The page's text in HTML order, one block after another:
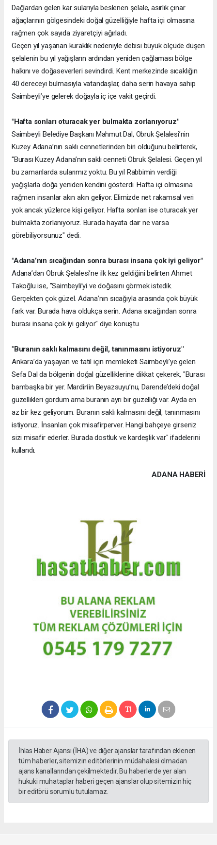
Dağlardan gelen kar sularıyla beslenen şelale, asırlık çınar
ağaçlarının gölgesindeki doğal güzelliğiyle hafta içi olmasına
rağmen çok sayıda ziyaretçiyi ağırladı.
Geçen yıl yaşanan kuraklık nedeniyle debisi büyük ölçüde düşen
şelalenin bu yıl yağışların ardından yeniden çağlaması bölge
halkını ve doğaseverleri sevindirdi. Kent merkezinde sıcaklığın
40 dereceyi bulmasıyla vatandaşlar, daha serin havaya sahip
Saimbeyli’ye gelerek doğayla iç içe vakit geçirdi.
"Hafta sonları oturacak yer bulmakta zorlanıyoruz"
Saimbeyli Belediye Başkanı Mahmut Dal, Obruk Şelalesi’nin
Kuzey Adana’nın saklı cennetlerinden biri olduğunu belirterek,
"Burası Kuzey Adana’nın saklı cenneti Obruk Şelalesi. Geçen yıl
bu zamanlarda sularımız yoktu. Bu yıl Rabbimin verdiği
yağışlarla doğa yeniden kendini gösterdi. Hafta içi olmasına
rağmen insanlar akın akın geliyor. Elimizde net rakamsal veri
yok ancak yüzlerce kişi geliyor. Hafta sonları ise oturacak yer
bulmakta zorlanıyoruz. Burada hayata dair ne varsa
görebiliyorsunuz" dedi.
"Adana’nın sıcağından sonra burası insana çok iyi geliyor"
Adana’dan Obruk Şelalesi’ne ilk kez geldiğini belirten Ahmet
Takoğlu ise, "Saimbeyli’yi ve doğasını görmek istedik.
Gerçekten çok güzel. Adana’nın sıcağıyla arasında çok büyük
fark var. Burada hava oldukça serin. Adana sıcağından sonra
burası insana çok iyi geliyor" diye konuştu.
"Buranın saklı kalmasını değil, tanınmasını istiyoruz"
Ankara’da yaşayan ve tatil için memleketi Saimbeyli’ye gelen
Sefa Dal da bölgenin doğal güzelliklerine dikkat çekerek, "Burası
bambaşka bir yer. Mardin’in Beyazsuyu’nu, Darende’deki doğal
güzellikleri gördüm ama buranın ayrı bir güzelliği var. Ayda en
az bir kez geliyorum. Buranın saklı kalmasını değil, tanınmasını
istiyoruz. İnsanları çok misafirperver. Hangi bahçeye girseniz
sizi misafir ederler. Burada dostluk ve kardeşlik var" ifadelerini
kullandı.
ADANA HABERİ
İhlas Haber Ajansı (İHA) ve diğer ajanslar tarafından eklenen
tüm haberler, sitemizin editörlerinin müdahalesi olmadan
ajans kanallarından çekilmektedir. Bu haberlerde yer alan
hukuki muhataplar haberi geçen ajanslar olup sitemizin hiç
bir editörü sorumlu tutulamaz.